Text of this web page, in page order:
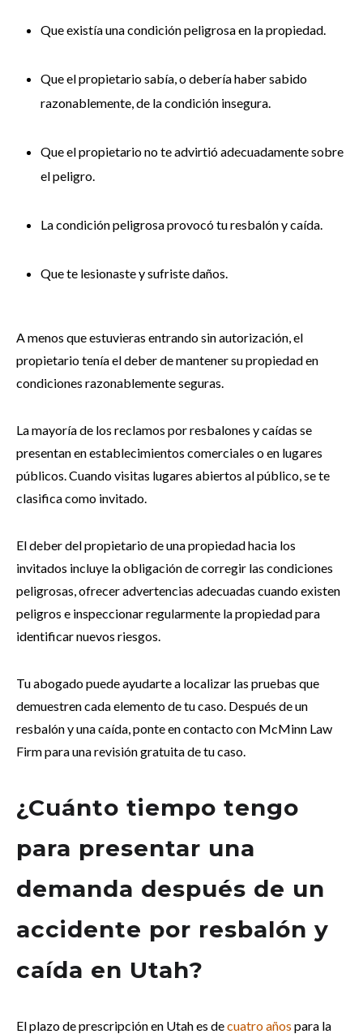
Que existía una condición peligrosa en la propiedad.
Que el propietario sabía, o debería haber sabido
razonablemente, de la condición insegura.
Que el propietario no te advirtió adecuadamente sobre
el peligro.
La condición peligrosa provocó tu resbalón y caída.
Que te lesionaste y sufriste daños.
A menos que estuvieras entrando sin autorización, el
propietario tenía el deber de mantener su propiedad en
condiciones razonablemente seguras.
La mayoría de los reclamos por resbalones y caídas se
presentan en establecimientos comerciales o en lugares
públicos. Cuando visitas lugares abiertos al público, se te
clasifica como invitado.
El deber del propietario de una propiedad hacia los
invitados incluye la obligación de corregir las condiciones
peligrosas, ofrecer advertencias adecuadas cuando existen
peligros e inspeccionar regularmente la propiedad para
identificar nuevos riesgos.
Tu abogado puede ayudarte a localizar las pruebas que
demuestren cada elemento de tu caso. Después de un
resbalón y una caída, ponte en contacto con McMinn Law
Firm para una revisión gratuita de tu caso.
¿Cuánto tiempo tengo
para presentar una
demanda después de un
accidente por resbalón y
caída en Utah?
El plazo de prescripción en Utah es decuatro años para la